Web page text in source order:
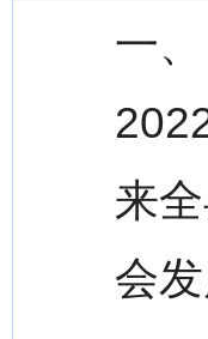
一
来
会